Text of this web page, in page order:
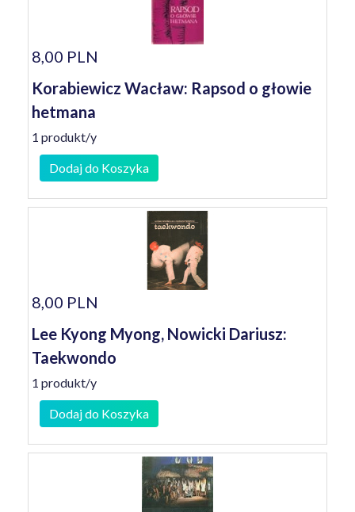
8,00 PLN
Korabiewicz Wacław: Rapsod o głowie
hetmana
1 produkt/y
Dodaj do Koszyka
8,00 PLN
Lee Kyong Myong, Nowicki Dariusz:
Taekwondo
1 produkt/y
Dodaj do Koszyka